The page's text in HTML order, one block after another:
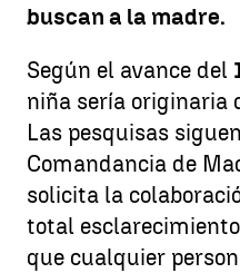
buscan a la madre.
Según el avance del
niña sería originaria
Las pesquisas
Comandancia de
solicita la
total
que cualquier